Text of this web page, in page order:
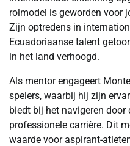
rolmodel is geworden voor
Zijn optredens in
Ecuadoriaanse talent
in het land verhoogd.
Als mentor engageert
spelers, waarbij hij zijn
biedt bij het navigeren door
professionele carrière. Dit
waarde voor aspirant-